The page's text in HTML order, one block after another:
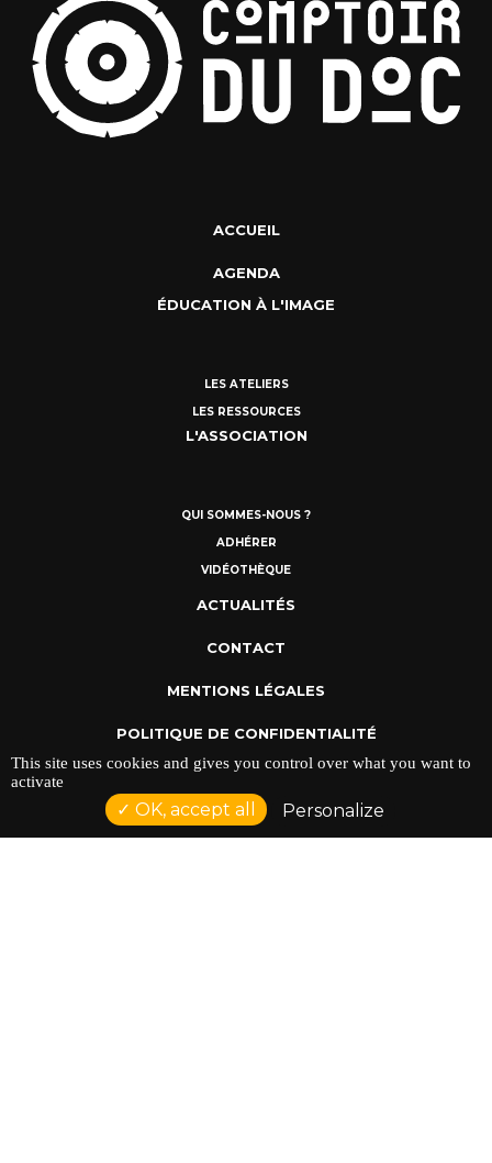
ACCUEIL
AGENDA
ÉDUCATION À L'IMAGE
LES ATELIERS
LES RESSOURCES
L'ASSOCIATION
QUI SOMMES-NOUS ?
ADHÉRER
VIDÉOTHÈQUE
ACTUALITÉS
CONTACT
MENTIONS LÉGALES
POLITIQUE DE CONFIDENTIALITÉ
This site uses cookies and gives you control over what you want to
activate
OK, accept all Personalize